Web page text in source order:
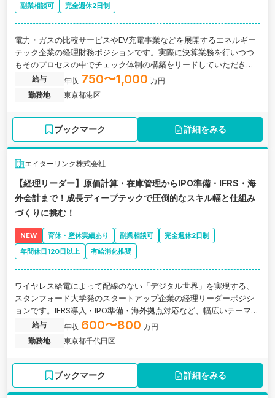
副業相談可 完全週休2日制
電力・ガスの比較サービスやEV充電事業などを展開するエネルギー
テック企業の経理財務ポジションです。実際に決算業務を行いつつ
もそのプロセスの中でチェック体制の構築をリードしていただきま
給与 年収 750〜1,000 万円
勤務地
東京都港区
ブックマーク 詳細をみる
エイターリンク株式会社
【経理リーダー】原価計算・在庫管理からIPO準備・IFRS・海
外会計まで！成長ディープテックで圧倒的なスキル幅と仕組み
づくりに挑む！
NEW 育休・産休実績あり 副業相談可
完全週休2日制
年間休日120日以上
有給消化推奨
ワイヤレス給電によって配線のない「デジタル世界」を実現する、
スタンフォード大学発のスタートアップ企業の経理リーダーポジシ
ョンです。IFRS導入・IPO準備・海外拠点対応など、幅広いテーマに
関与可能です。
給与 年収 600〜800 万円
勤務地
東京都千代田区
ブックマーク 詳細をみる